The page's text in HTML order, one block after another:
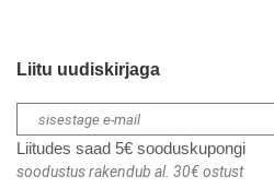
Liitu uudiskirjaga
Liitudes saad 5€ sooduskupongi
soodustus rakendub al. 30€ ostust